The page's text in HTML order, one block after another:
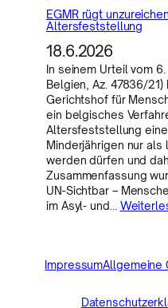
EGMR rügt
Altersfeststellung
18.6.2026
In seinem Urteil vom
Belgien, Az. 47836/
Gerichtshof für
ein belgisches
Altersfeststellung
Minderjährigen nur
werden dürfen und
Zusammenfassung
UN-Sichtbar –
im Asyl- und…
ImpressumAllgemeine